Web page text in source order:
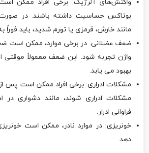
واکنش‌های آلرژیک: برخی افراد ممکن
بوتاکس حساسیت داشته باشند. در صورت
مانند خارش، قرمزی یا تورم شدید، باید فوراً
ضعف عضلانی: در برخی موارد، ممکن است
واژن تجربه شود. این ضعف معمولاً موقتی
بهبود می یابد.
مشکلات ادراری: برخی افراد ممکن است پس
مشکلات ادراری شوند، مانند دشواری در
فراوانی ادرار.
خونریزی: در موارد نادر، ممکن است
دهد.